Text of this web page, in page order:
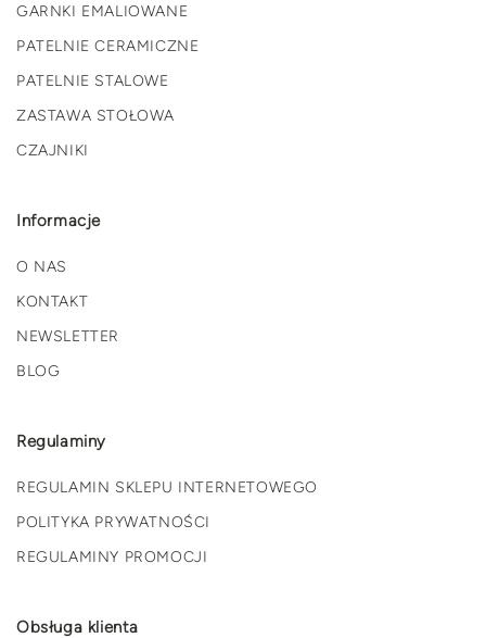
GARNKI EMALIOWANE
PATELNIE CERAMICZNE
PATELNIE STALOWE
ZASTAWA STOŁOWA
CZAJNIKI
Informacje
O NAS
KONTAKT
NEWSLETTER
BLOG
Regulaminy
REGULAMIN SKLEPU INTERNETOWEGO
POLITYKA PRYWATNOŚCI
REGULAMINY PROMOCJI
Obsługa klienta